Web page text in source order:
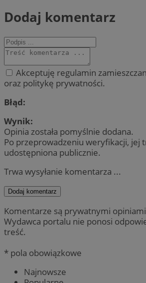
Dodaj komentarz
Akceptuję regulamin
oraz politykę prywatności.
Błąd:
Wynik:
Opinia została pomyślnie dodana.
Po przeprowadzeniu weryfikacji, jej
udostępniona publicznie.
Trwa wysyłanie komentarza ...
Dodaj komentarz
Komentarze są prywatnymi
Wydawca portalu nie ponosi
treść.
* pola obowiązkowe
Najnowsze